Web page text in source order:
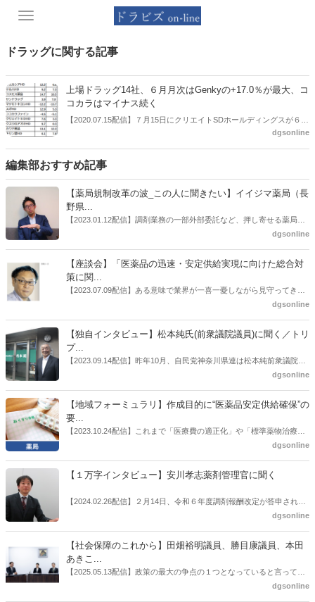
Toggle
ドラッグに関する記事
上場ドラッグ14社、６月月次はGenkyの+17.0％が最大、コ
コカラはマイナス続く
【2020.07.15配信】７月15日にクリエイトSDホールディングスが６月
月次を公表し、上場しているドラッグストア企業14社の６月月次業績
+17.0％が最大となっている一方、ココカラファインは-13.7％とマイ
ナスが続いている。食品需要増やインバウンド需要減という新型コロ
るといえそうだ。
dgsonline
編集部おすすめ記事
【薬局規制改革の波_この人に聞きたい】イイジマ薬局（長
野県...
【2023.01.12配信】調剤業務の一部外部委託など、押し寄せる薬局業
界への規制改革の波。この規制改革の波を薬局業界はどう受け止めた
はないだろうか。本紙ではこうした問題について、厚労省「薬局薬剤
師の業務及び薬局の機能に関するワーキンググループ」に参考人とし
ても出席していたイイジマ薬局（長野県上田市）開設者である飯島裕
dgsonline
【座談会】「医薬品の迅速・安定供給実現に向けた総合対
策に関...
【2023.07.09配信】ある意味で業界が一喜一憂しながら見守ってきた
厚労省「医薬品の迅速・安定供給実現に向けた総合対策に関する有識
書がとりまとめられた。ドラビズon-lineでは検討会を総括する目的で
厚労省医政局医薬産業振興・医療情報企画課長（医薬産業振興・医療
情報企画課セルフケア・セルフメディケーション推進室長併任）安藤
公一氏や青山学院大学名誉教授の三村優美子氏、 日本保険薬局協会医
dgsonline
【独自インタビュー】松本純氏(前衆議院議員)に聞く／トリ
プ...
【2023.09.14配信】昨年10月、自民党神奈川県連は松本純前衆議院議
員を「自民党神奈川1区」（横浜市中区・磯子区・金沢区）の支部長
候補の前提となるもの。薬剤師に関わる政策に広く・深く関わってき
た同氏の復活に向けた薬剤師業界の期待には熱いものがある。不透明
感の払拭できない医療・介護・障害者サービスのトリプル改定等へ
の、薬剤師業界の強い危機感の裏返しといってもいいだろう。本稿で
dgsonline
【地域フォーミュラリ】作成目的に“医薬品安定供給確保”の
要...
【2023.10.24配信】これまで「医療費の適正化」や「標準薬物治療の
推進」などが目的とされることが多かった地域フォーミュラリの作
た。医薬品の安定供給確保だ。10月22日に開かれた「日本フォーミュ
飯田市）は、会員薬局から安定供給確保への強い要望があったことを
受け、安定供給確保が見込めるPPI３成分について銘柄を含めて選定
dgsonline
【１万字インタビュー】安川孝志薬剤管理官に聞く
【2024.02.26配信】２月14日、令和６年度調剤報酬改定が答申され
た。本紙では、厚生労働省保険局医療課・薬剤管理官の安川孝志氏
dgsonline
【社会保障のこれから】田畑裕明議員、勝目康議員、本田
あきこ...
【2025.05.13配信】政策の最大の争点の１つとなっていると言っても
よいのが社会保障のこれからのあり方だ。特に与党では、政府関係者
dgsonline